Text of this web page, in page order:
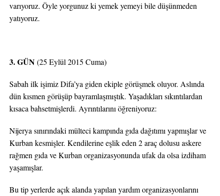
varıyoruz. Öyle yorgunuz ki yemek yemeyi bile düşünmeden
yatıyoruz.
3. GÜN(25 Eylül 2015 Cuma)
Sabah ilk işimiz Difa’ya giden ekiple görüşmek oluyor. Aslında
dün kısmen görüşüp bayramlaşmıştık. Yaşadıkları sıkıntılardan
kısaca bahsetmişlerdi. Ayrıntılarını öğreniyoruz:
Nijerya sınırındaki mülteci kampında gıda dağıtımı yapmışlar ve
Kurban kesmişler. Kendilerine eşlik eden 2 araç dolusu askere
rağmen gıda ve Kurban organizasyonunda ufak da olsa izdiham
yaşamışlar.
Bu tip yerlerde açık alanda yapılan yardım organizasyonlarını